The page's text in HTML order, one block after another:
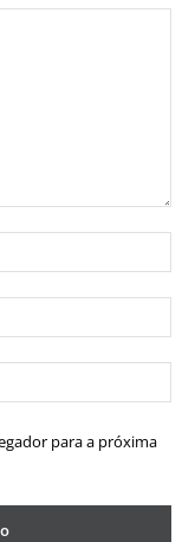
para a próxima